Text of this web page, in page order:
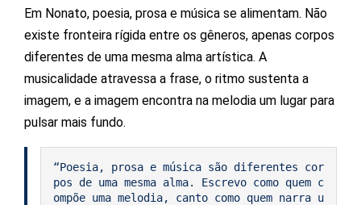
Em Nonato, poesia, prosa e música se alimentam. Não
existe fronteira rígida entre os gêneros, apenas corpos
diferentes de uma mesma alma artística. A
musicalidade atravessa a frase, o ritmo sustenta a
imagem, e a imagem encontra na melodia um lugar para
pulsar mais fundo.
“Poesia, prosa e música são diferentes cor
pos de uma mesma alma. Escrevo como quem c
ompõe uma melodia, canto como quem narra u